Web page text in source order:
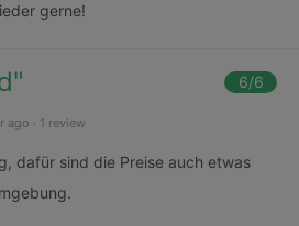
gerne!
" 6/6
ago · 1 review
dafür sind die Preise auch etwas